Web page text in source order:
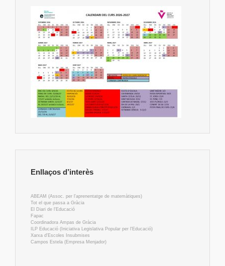
Enllaços d’interès
ABEAM (Assoc. per l'aprenentatge de matemàtiques)
Tot el que passa a Gràcia
El Diari de l'Educació
Fapac
Coordinadora Ampas de Gràcia
ILP Educació (Iniciativa Legislativa Popular per l'Educació)
Xarxa d'Escoles Insubmises
Campos Estela (Empresa Menjador)